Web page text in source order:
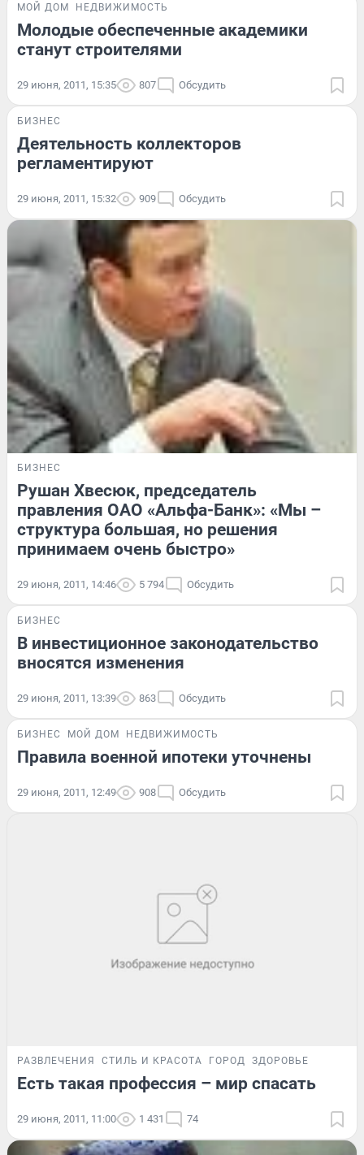
МОЙ ДОМ НЕДВИЖИМОСТЬ
Молодые обеспеченные академики
станут строителями
29 июня, 2011, 15:35 807 Обсудить
БИЗНЕС
Деятельность коллекторов
регламентируют
29 июня, 2011, 15:32 909 Обсудить
БИЗНЕС
Рушан Хвесюк, председатель
правления ОАО «Альфа-Банк»: «Мы –
структура большая, но решения
принимаем очень быстро»
29 июня, 2011, 14:46 5 794 Обсудить
БИЗНЕС
В инвестиционное законодательство
вносятся изменения
29 июня, 2011, 13:39 863 Обсудить
БИЗНЕС МОЙ ДОМ НЕДВИЖИМОСТЬ
Правила военной ипотеки уточнены
29 июня, 2011, 12:49 908 Обсудить
РАЗВЛЕЧЕНИЯ СТИЛЬ И КРАСОТА ГОРОД ЗДОРОВЬЕ
Есть такая профессия – мир спасать
29 июня, 2011, 11:00 1 431 74